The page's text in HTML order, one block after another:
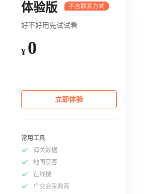
体验版
好不好用先试试看
¥ 0
立即体验
常用工具
海关数据
地图获客
在线搜
广交会采购商